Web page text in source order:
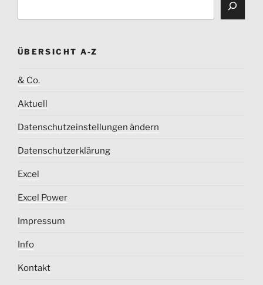
ÜBERSICHT A-Z
& Co.
Aktuell
Datenschutzeinstellungen ändern
Datenschutzerklärung
Excel
Excel Power
Impressum
Info
Kontakt